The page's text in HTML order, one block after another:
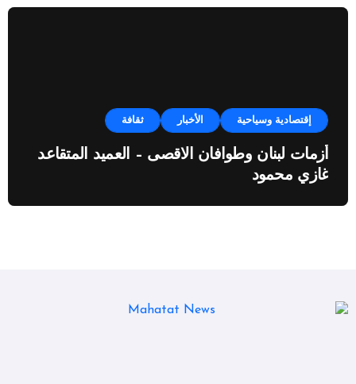
إقتصادية وسياحية الأخبار ثقافة
أزمات لبنان وطوافان الاقصى – العميد المتقاعد
غازي محمود